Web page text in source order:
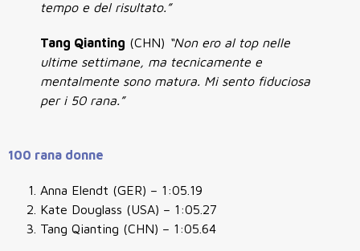
tempo e del risultato.”
Tang Qianting (CHN) “Non ero al top nelle
ultime settimane, ma tecnicamente e
mentalmente sono matura. Mi sento fiduciosa
per i 50 rana.”
100 rana donne
Anna Elendt (GER) – 1:05.19
Kate Douglass (USA) – 1:05.27
Tang Qianting (CHN) – 1:05.64